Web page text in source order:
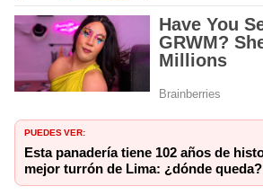
PUEDES VER:
Esta panadería tiene 102 años de
mejor turrón de Lima: ¿dónde queda?